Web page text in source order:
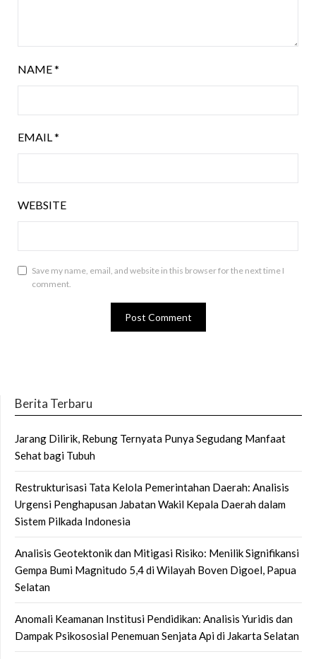
NAME*
EMAIL *
WEBSITE
Save my name, email, and website in this browser for the next time I
comment.
Berita Terbaru
Jarang Dilirik, Rebung Ternyata Punya Segudang Manfaat
Sehat bagi Tubuh
Restrukturisasi Tata Kelola Pemerintahan Daerah: Analisis
Urgensi Penghapusan Jabatan Wakil Kepala Daerah dalam
Sistem Pilkada Indonesia
Analisis Geotektonik dan Mitigasi Risiko: Menilik Signifikansi
Gempa Bumi Magnitudo 5,4 di Wilayah Boven Digoel, Papua
Selatan
Anomali Keamanan Institusi Pendidikan: Analisis Yuridis dan
Dampak Psikososial Penemuan Senjata Api di Jakarta Selatan